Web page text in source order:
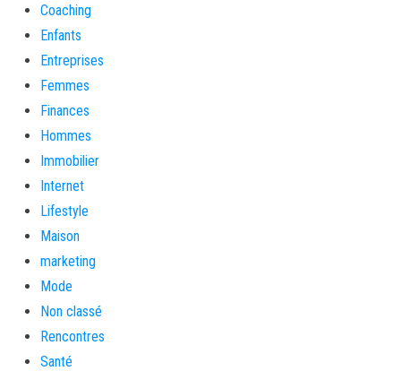
Coaching
Enfants
Entreprises
Femmes
Finances
Hommes
Immobilier
Internet
Lifestyle
Maison
marketing
Mode
Non classé
Rencontres
Santé